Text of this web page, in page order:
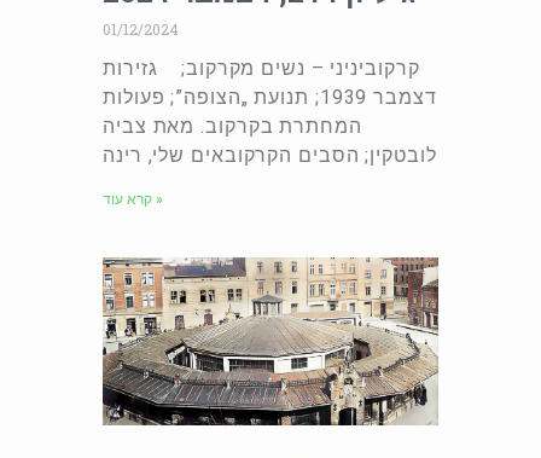
01/12/2024
קרקוביניני – נשים מקרקוב; גזירות
דצמבר 1939; תנועת „הצופה”; פעולות
המחתרת בקרקוב. מאת צביה
לובטקין; הסבים הקרקובאים שלי, רינה
קרא עוד »